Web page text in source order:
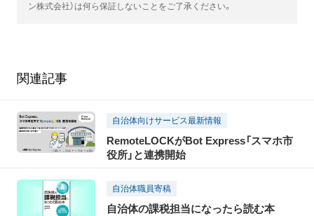
ン株式会社）は何ら保証しないことをご了承ください。
関連記事
自治体向けサービス最新情報
RemoteLOCKがBot Express「スマホ市
役所」と連携開始
自治体職員寄稿
自治体の課税担当になったら読む本